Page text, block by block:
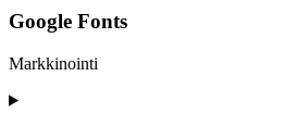
service
jetpack
Google Fonts
Markkinointi
Consent